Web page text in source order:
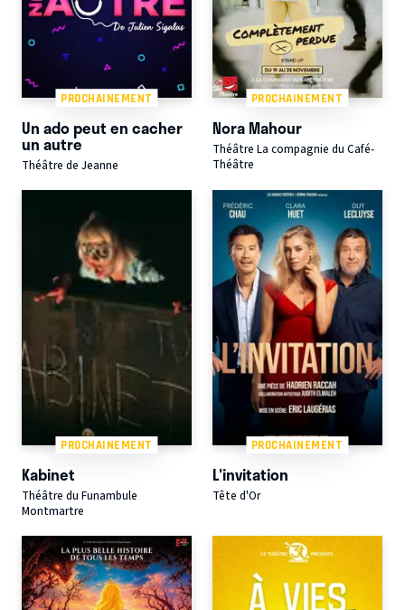
PROCHAINEMENT
Un ado peut en cacher
un autre
Théâtre de Jeanne
PROCHAINEMENT
Nora Mahour
Théâtre La compagnie du Café-
Théâtre
PROCHAINEMENT
Kabinet
Théâtre du Funambule
Montmartre
PROCHAINEMENT
L'invitation
Tête d'Or